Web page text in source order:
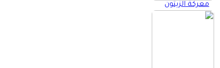
معركة الزيتون